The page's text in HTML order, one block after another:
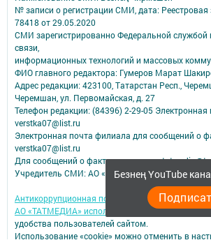
Безнең YouTube
№ записи о регистрации СМИ, дата:
78418 от 29.05.2020
СМИ зарегистрированно Федеральной службой
связи,
информационных технологий и массовых
ФИО главного редактора: Гумеров Марат
Адрес редакции: 423100, Татарстан Респ.,
Черемшан, ул. Первомайская, д. 27
Телефон редакции: (84396) 2-29-05 Электронная
verstka07@list.ru
Электронная почта филиала для сообщений о
verstka07@list.ru
Для сообщений о фактах коррупции
Учредитель СМИ: АО «ТАТМЕДИА»
Антикоррупционная политика
АО «ТАТМЕДИА» использует «cookie»для
удобства пользователей сайтом.
Использование «cookie» можно отменить в